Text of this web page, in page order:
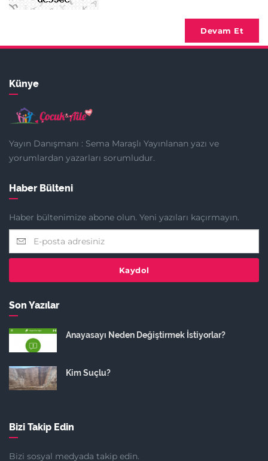
Devam Et
Künye
Yayın Danışmanı : Sema Maraşlı Yayınlanan yazı ve
yorumlardan yazarları sorumludur.
Haber Bülteni
Haber bültenimize abone olun. Yeni yazıları kaçırmayın.
Kaydol
Son Yazılar
Anayasayı Neden Değiştirmek İstiyorlar?
Kim Suçlu?
Bizi Takip Edin
Bizi sosyal medyada takip edin.